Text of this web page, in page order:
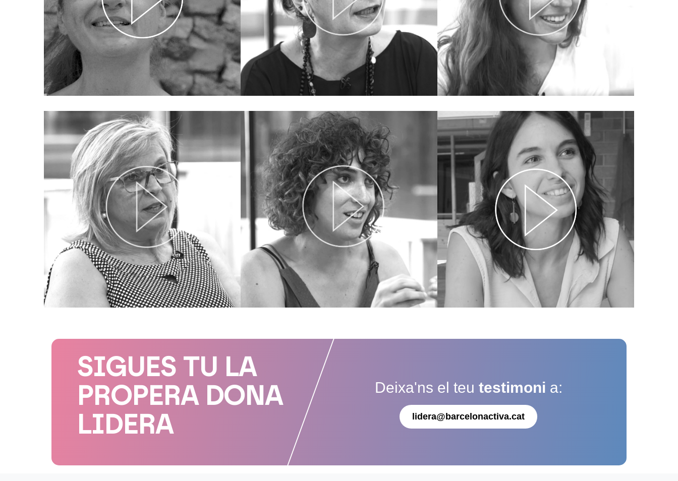
SIGUES TU LA
PROPERA DONA
LIDERA
Deixa'ns el teu testimoni a:
lidera@barcelonactiva.cat